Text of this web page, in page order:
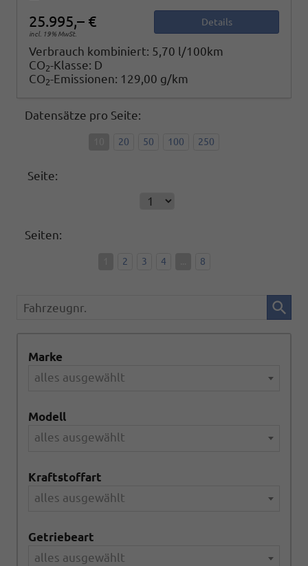
25.995,– €
incl. 19% MwSt.
Details
Verbrauch kombiniert: 5,70 l/100km
CO2-Klasse: D
CO2-Emissionen: 129,00 g/km
Datensätze pro Seite:
20 50 100 250
Seite:
Seiten:
2 3 4 8
Fahrzeugnr.
Marke
alles ausgewählt
Modell
alles ausgewählt
Kraftstoffart
alles ausgewählt
Getriebeart
alles ausgewählt